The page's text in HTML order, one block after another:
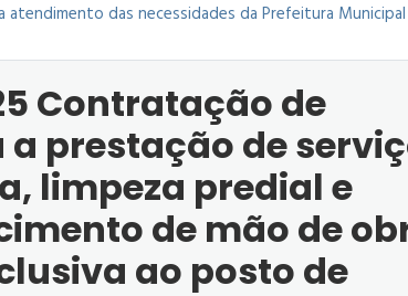
das necessidades da Prefeitura
Contratação de
prestação de
limpeza predial e
de mão de
ao posto de